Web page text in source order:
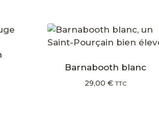
Barnabooth blanc
29,00 € TTC